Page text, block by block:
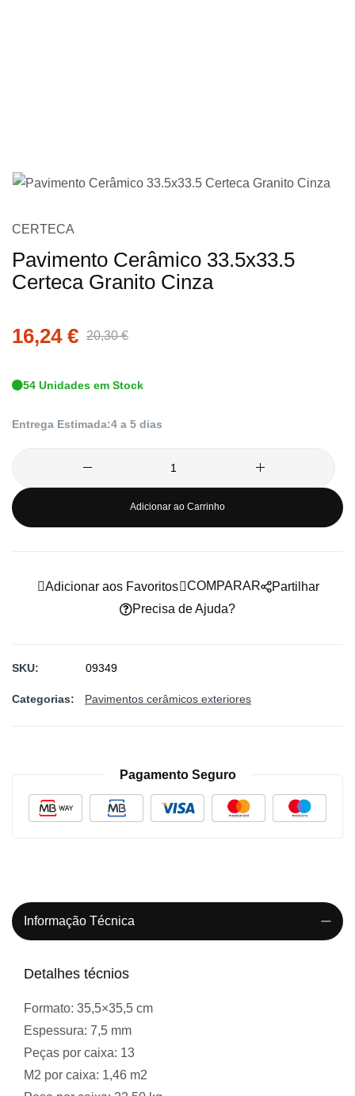
para
o
início
de
CERTECA
Pavimento Cerâmico 33.5x33.5
Certeca Granito Cinza
16,24 € 20,30 €
54 Unidades em Stock
Entrega Estimada:4 a 5 dias
Adicionar ao Carrinho
Adicionar aos Favoritos
COMPARAR
Precisa de Ajuda?
Partilhar
SKU 09349
Categorias: Pavimentos cerâmicos exteriores
Pagamento Seguro
Informação Técnica
Detalhes técnios
Formato: 35,5×35,5 cm
Espessura: 7,5 mm
Peças por caixa: 13
M2 por caixa: 1,46 m2